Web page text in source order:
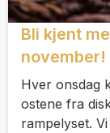
Bli kjent
november!
Hver onsdag
ostene fra
rampelyset.